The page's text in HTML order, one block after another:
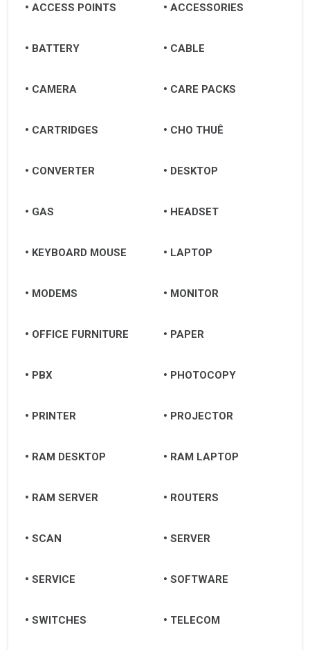
ACCESS POINTS ACCESSORIES
BATTERY CABLE
CAMERA CARE PACKS
CARTRIDGES CHO THUÊ
CONVERTER DESKTOP
GAS HEADSET
KEYBOARD MOUSE LAPTOP
MODEMS MONITOR
OFFICE FURNITURE PAPER
PBX PHOTOCOPY
PRINTER PROJECTOR
RAM DESKTOP RAM LAPTOP
RAM SERVER ROUTERS
SCAN SERVER
SERVICE SOFTWARE
SWITCHES TELECOM